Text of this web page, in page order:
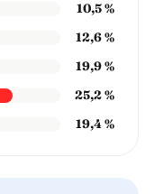
10,5 %
12,6 %
19,9 %
25,2 %
19,4 %